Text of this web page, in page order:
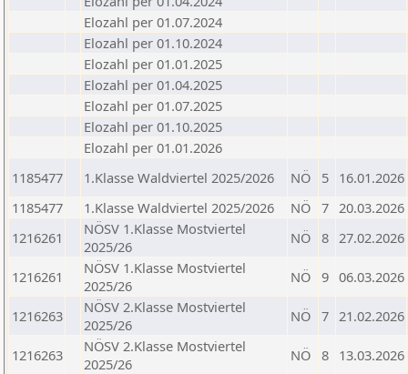
Elozahl per 01.07.2024
Elozahl per 01.10.2024
Elozahl per 01.01.2025
Elozahl per 01.04.2025
Elozahl per 01.07.2025
Elozahl per 01.10.2025
Elozahl per 01.01.2026
1185477
1.Klasse Waldviertel 2025/2026 NÖ 5 16.01.2026
1185477
1.Klasse Waldviertel 2025/2026 NÖ 7 20.03.2026
1216261
NÖSV 1.Klasse Mostviertel
2025/26
NÖ 8 27.02.2026
1216261
NÖSV 1.Klasse Mostviertel
2025/26
NÖ 9 06.03.2026
1216263
NÖSV 2.Klasse Mostviertel
2025/26
NÖ 7 21.02.2026
1216263
NÖSV 2.Klasse Mostviertel
2025/26
NÖ 8 13.03.2026